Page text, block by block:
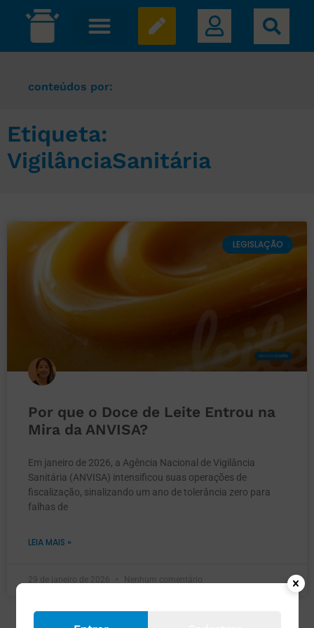
conteúdos por:
Etiqueta:
VigilânciaSanitária
LEGISLAÇÃO
Por que o Doce de Leite Entrou na
Mira da ANVISA?
Em janeiro de 2026, a Agência Nacional de Vigilância
Sanitária (ANVISA) intensificou suas operações de
fiscalização, sinalizando um ano de tolerância zero para
falhas de
LEIA MAIS »
29 de janeiro de 2026 Nenhum comentário